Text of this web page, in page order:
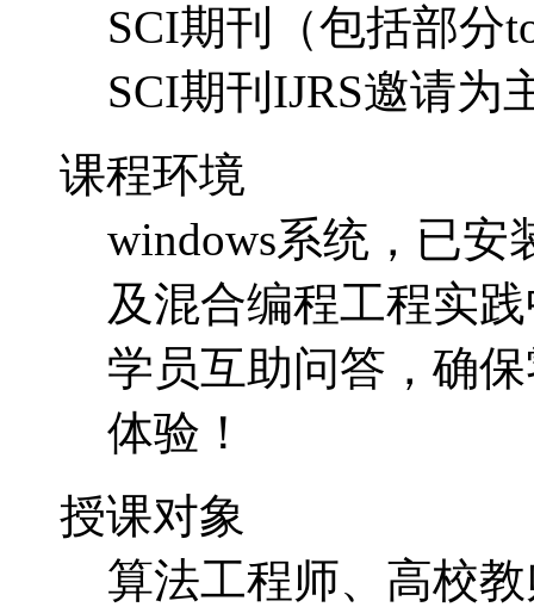
SCI期刊（包括部分
SCI期刊IJRS邀请为
课程环境
windows系统，已安
及混合编程工程实
学员互助问答，确
体验！
授课对象
算法工程师、高校